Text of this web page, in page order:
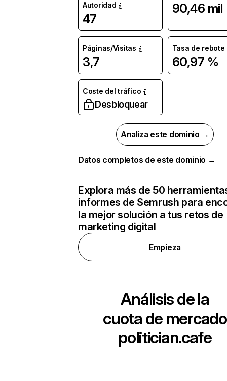
Autoridad
47
90,46 mil
Páginas/Visitas
3,7
Tasa de rebote
60,97 %
Coste del tráfico
Desbloquear
Analiza este dominio →
Datos completos de este dominio →
Explora más de 50
informes de Semrush para
la mejor solución a tus retos de
marketing digital
Empieza
Análisis de la
cuota de mercado
politician.cafe